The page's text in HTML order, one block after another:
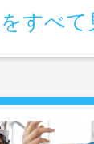
すべて